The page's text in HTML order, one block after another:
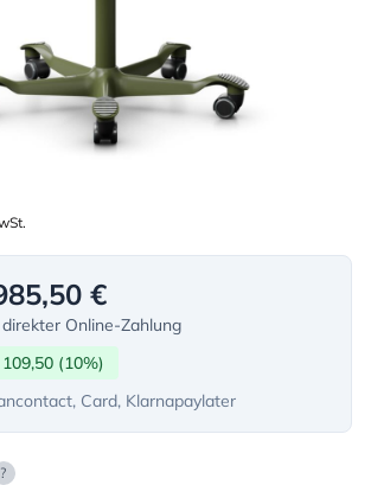
€
Online-Zahlung
(10%)
Card, Klarnapaylater
?